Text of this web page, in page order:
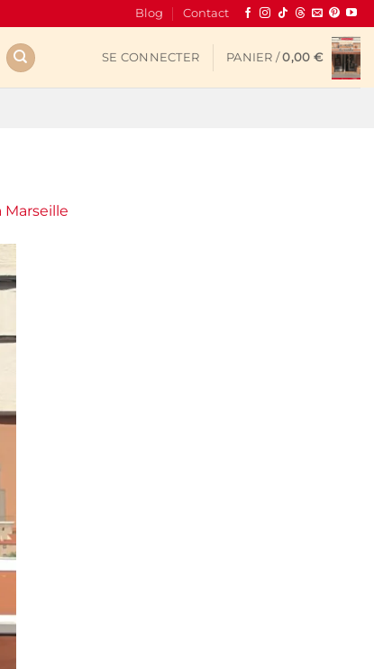
Blog Contact
SE CONNECTER PANIER /0,00 €
Marseille